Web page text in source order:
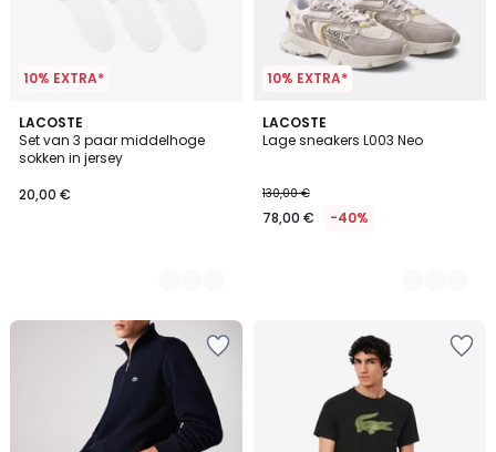
10% EXTRA*
LACOSTE
Set van 3 paar middelhoge
sokken in jersey
€.
20,00 €
2
Kleuren
10% EXTRA*
LACOSTE
Lage sneakers L003 Neo
130,00 €
78,00 € -40%
2
Kleuren